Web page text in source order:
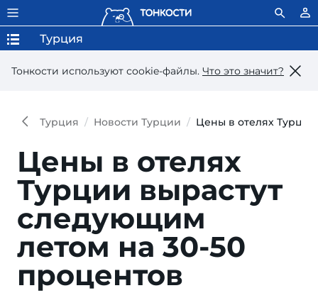
Тонкости используют сookie-файлы. Что это значит?
Турция
Турция Новости Турции Цены в отелях
Цены в отелях
Турции вырастут
следующим
летом на 30-50
процентов